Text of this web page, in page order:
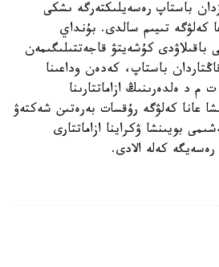
1- ناۋرىزدان باستاپ رەسەيلىكتەرگە ىشكى
كەلۋگە تىيىم سالدى. بۇنداي
باقىلاۋدى كۇشەيتۋ قاجەتتىلىگىمەن
رەسەي 1- قاڭتاردان باستاپ، كەدەن وداعىنا
م د ەلدەرىنىڭ ازاماتتارىنا
عانا كەلۋگە رۇقسات بەرەتىن شەكتەۋ
بويىنشا ۋكراينا ازاماتتارى
كەلە الادى.